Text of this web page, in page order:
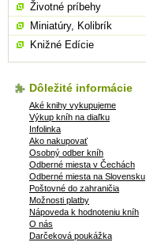
Životné príbehy
Miniatúry, Kolibrík
Knižné Edície
Dôležité informácie
Aké knihy vykupujeme
Výkup kníh na diaľku
Infolinka
Ako nakupovať
Osobný odber kníh
Odberné miesta v Čechách
Odberné miesta na Slovensku
Poštovné do zahraničia
Možnosti platby
Nápoveda k hodnoteniu kníh
O nás
Darčeková poukážka